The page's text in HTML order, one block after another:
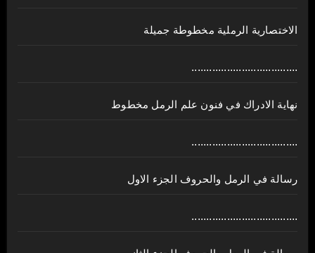
الاختصارية الرملية مخطوطة جميلة
....................................
نهاية الادراك في فنون علم الرمل مخطوط
....................................
رسالة في الرمل والحروف الجزء الاول
....................................